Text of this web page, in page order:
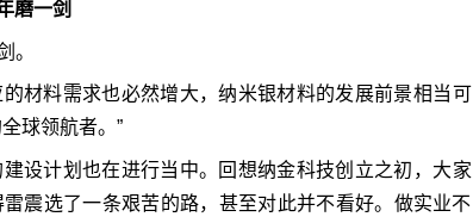
磨一剑
。
材料需求也必然增大，纳米银材料的发展前景相当可
球领航者。”
设计划也在进行当中。回想纳金科技创立之初，大家
震选了一条艰苦的路，甚至对此并不看好。做实业不